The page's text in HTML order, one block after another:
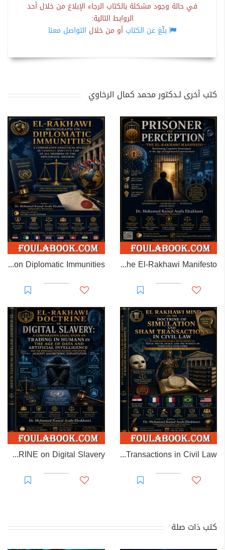
في حالة وجود مشكلة بالكتاب الرجاء الإبلاغ من خلال أحد
الروابط التالية:
بلّغ عن الكتاب أو من خلال التواصل معنا
كتب أخرى لـدكتور محمد كمال الرخاوي
Prisoner of Perception: The El-Rakhawi Manifesto
EL-RAKHAWI MONOGRAPH on Diplomatic Immunities
EL RAKHAWI MIND on the Doctrine of Simulation and Sham Transactions in Civil Law
EL-RAKHAWI DOCTRINE on Digital Slavery
كتب ذات صلة